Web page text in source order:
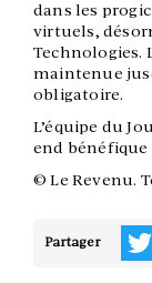
dans les
virtuels,
Technologies.
maintenue
obligatoire.
L’équipe du
end
© Le Revenu.
Partager